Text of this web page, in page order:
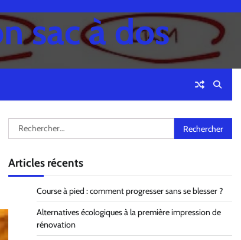
sac à dos
Rechercher :
Articles récents
Course à pied : comment progresser sans se blesser ?
Alternatives écologiques à la première impression de
rénovation